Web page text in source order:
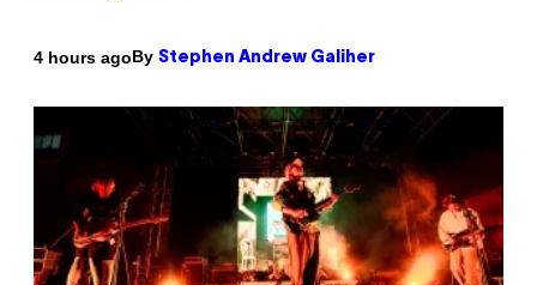
4 hours agoBy Stephen Andrew Galiher